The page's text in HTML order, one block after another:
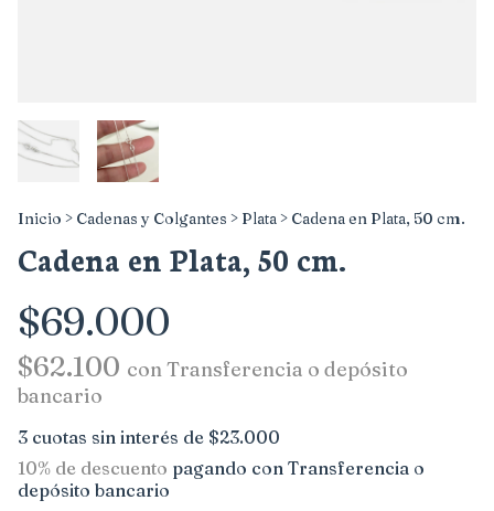
Inicio > Cadenas y Colgantes > Plata> Cadena en Plata, 50 cm.
Cadena en Plata, 50 cm.
$69.000
$62.100 conTransferencia o depósito
bancario
3 cuotas sin interés de $23.000
10% de descuento pagando con Transferencia o
depósito bancario